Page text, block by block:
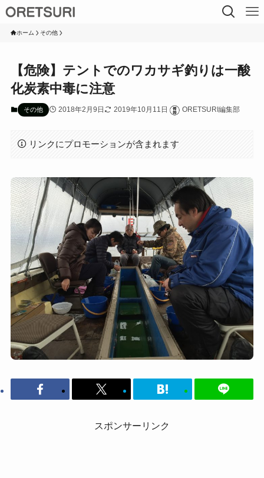
ホーム その他
【危険】テントでのワカサギ釣りは一酸
化炭素中毒に注意
その他 2018年2月9日 2019年10月11日 ORETSURI編集部
リンクにプロモーションが含まれます
スポンサーリンク